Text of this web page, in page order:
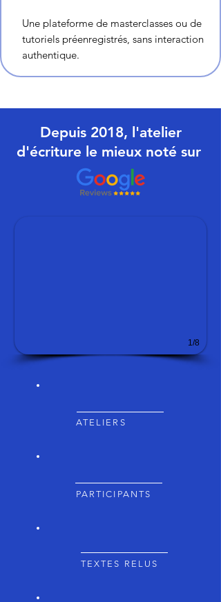
Une plateforme de masterclasses ou de
tutoriels préenregistrés, sans interaction
authentique.
Depuis 2018, l'atelier
d'écriture le mieux noté sur
1/8
ATELIERS
PARTICIPANTS
TEXTES RELUS